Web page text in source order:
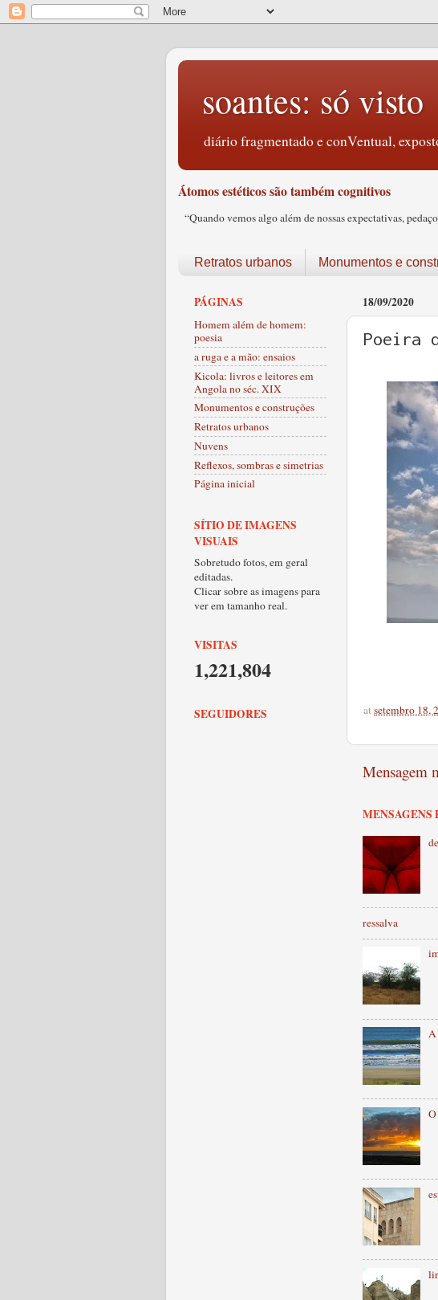
soantes: só visto
diário fragmentado e conVentual,
Átomos estéticos são também cognitivos
“Quando vemos algo além de nossas expectativas,
Retratos urbanos Monumentos e
18/09/2020
Poeira
atsetembro 18,
Mensagem
MENSAGENS
ressalva
A
PÁGINAS
Homem além de homem:
poesia
a ruga e a mão: ensaios
Kicola: livros e leitores em
Angola no séc. XIX
Monumentos e construções
Retratos urbanos
Nuvens
Reflexos, sombras e simetrias
Página inicial
SÍTIO DE IMAGENS
VISUAIS
Sobretudo fotos, em geral
editadas.
Clicar sobre as imagens para
ver em tamanho real.
VISITAS
1,221,804
SEGUIDORES